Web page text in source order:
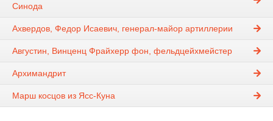
Синода
Ахвердов, Федор Исаевич, генерал-майор артиллерии
Августин, Винценц Фрайхерр фон, фельдцейхмейстер
Архимандрит
Марш косцов из Ясс-Куна